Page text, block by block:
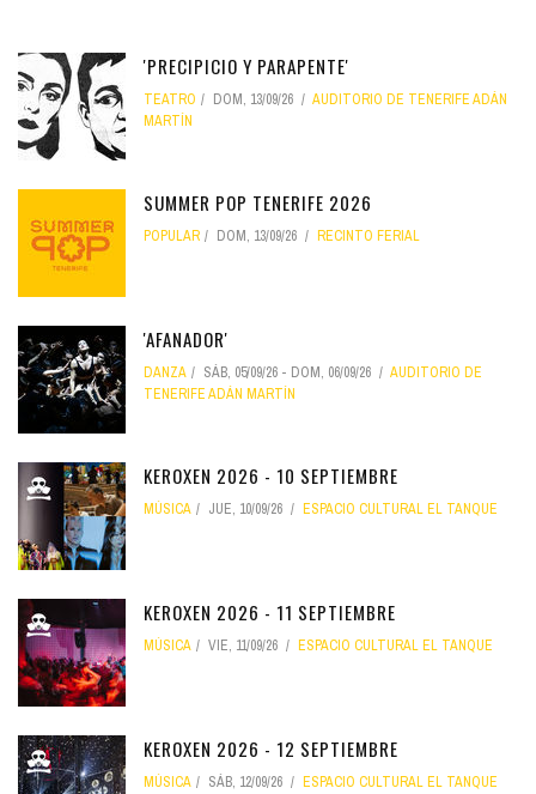
'PRECIPICIO Y PARAPENTE'
TEATRO DOM, 13/09/26
AUDITORIO DE TENERIFE ADÁN
MARTÍN
SUMMER POP TENERIFE 2026
POPULAR DOM, 13/09/26 RECINTO FERIAL
'AFANADOR'
DANZA SÁB, 05/09/26 - DOM, 06/09/26
AUDITORIO DE
TENERIFE ADÁN MARTÍN
KEROXEN 2026 - 10 SEPTIEMBRE
MÚSICA JUE, 10/09/26 ESPACIO CULTURAL EL TANQUE
KEROXEN 2026 - 11 SEPTIEMBRE
MÚSICA VIE, 11/09/26 ESPACIO CULTURAL EL TANQUE
KEROXEN 2026 - 12 SEPTIEMBRE
MÚSICA SÁB, 12/09/26 ESPACIO CULTURAL EL TANQUE